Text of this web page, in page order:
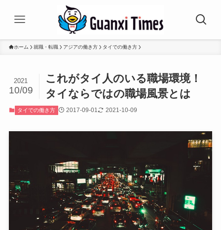
ホーム 就職・転職 アジアの働き方 タイでの働き方
これがタイ人のいる職場環境！
タイならではの職場風景とは
2021
10/09
タイでの働き方 2017-09-01 2021-10-09